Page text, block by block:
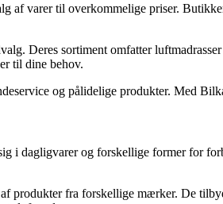
af varer til overkommelige priser.
Deres sortiment omfatter
til dine behov.
og pålidelige produkter. Med
i dagligvarer og forskellige former for
produkter fra forskellige mærker. De